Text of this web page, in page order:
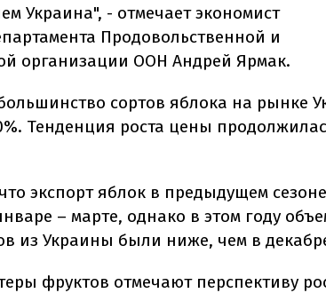
Украина", - отмечает экономист
Продовольственной и
организации ООН Андрей Ярмак.
сортов яблока на рынке
Тенденция роста цены
экспорт яблок в предыдущем сезоне
– марте, однако в этом году
из Украины были ниже, чем в
фруктов отмечают перспективу